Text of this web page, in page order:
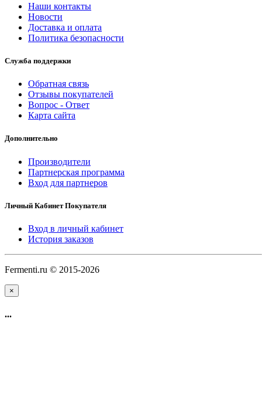
Наши контакты
Новости
Доставка и оплата
Политика безопасности
Служба поддержки
Обратная связь
Отзывы покупателей
Вопрос - Ответ
Карта сайта
Дополнительно
Производители
Партнерская программа
Вход для партнеров
Личный Кабинет Покупателя
Вход в личный кабинет
История заказов
Fermenti.ru © 2015-2026
×
...